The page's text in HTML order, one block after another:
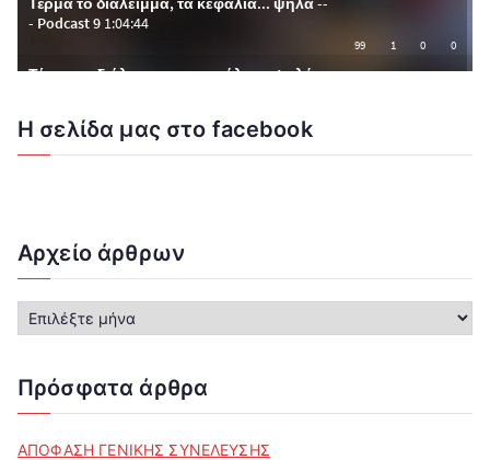
Η σελίδα μας στο facebook
Αρχείο άρθρων
ρ
ε
ά
Πρόσφατα άρθρα
ΑΠΟΦΑΣΗ ΓΕΝΙΚΗΣ ΣΥΝΕΛΕΥΣΗΣ